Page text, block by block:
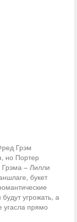
Грэм
но Портер
– Лилли
букет
угрожать, а
угасла прямо